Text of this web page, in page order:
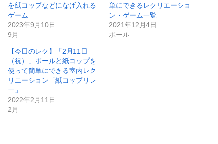
を紙コップなどになげ入れる
ゲーム
2023年9月10日
9月
単にできるレクリエーショ
ン・ゲーム一覧
2021年12月4日
ボール
【今日のレク】「2月11日
（祝）」ボールと紙コップを
使って簡単にできる室内レク
リエーション「紙コップリレ
ー」
2022年2月11日
2月